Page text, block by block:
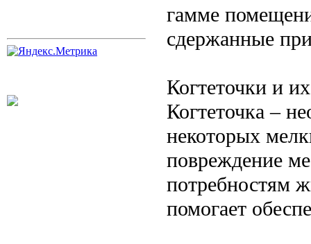
гамме
сдержанные
Когтеточки и
Когтеточка –
некоторых
повреждение
потребностям
помогает